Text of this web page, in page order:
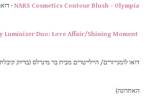
NARS Cosmetics Contour Blush - Olympia
-
Luminizer Duo: Love Affair/Shining Moment
דואו לומנייזרים/ היילייטרים מבית בר מינרלס (בדיוק
האחרונה)